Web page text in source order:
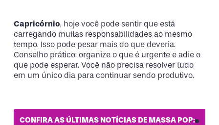
Capricórnio, hoje você pode sentir que está
carregando muitas responsabilidades ao mesmo
tempo. Isso pode pesar mais do que deveria.
Conselho prático: organize o que é urgente e adie o
que pode esperar. Você não precisa resolver tudo
em um único dia para continuar sendo produtivo.
CONFIRA AS ÚLTIMAS NOTÍCIAS DE MASSA POP: